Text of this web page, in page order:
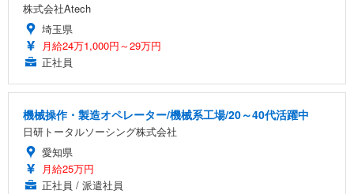
株式会社Atech
埼玉県
月給24万1,000円～29万円
正社員
機械操作・製造オペレーター/機械系工場/20～40代活躍中
日研トータルソーシング株式会社
愛知県
月給25万円
正社員 / 派遣社員